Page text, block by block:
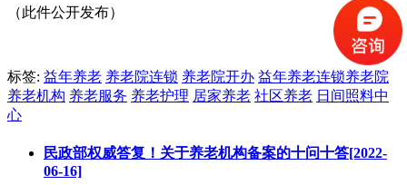
（此件公开发布）
标签: 益年养老 养老院连锁 养老院开办 益年养老连锁养老院
养老机构 养老服务 养老护理 居家养老 社区养老 日间照料中
心
民政部权威答复！关于养老机构备案的十问十答[2022-
06-16]